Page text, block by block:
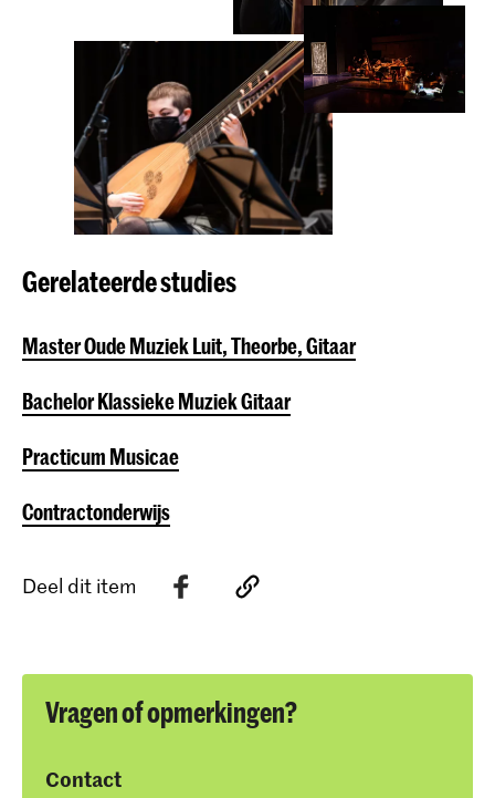
Gerelateerde studies
Master Oude Muziek Luit, Theorbe, Gitaar
Bachelor Klassieke Muziek Gitaar
Practicum Musicae
Contractonderwijs
Deel dit item
Vragen of opmerkingen?
Contact